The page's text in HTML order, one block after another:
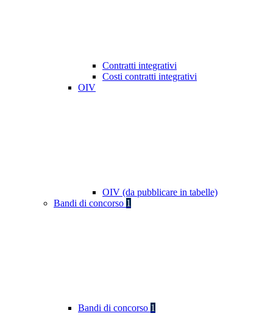
Contratti integrativi
Costi contratti integrativi
OIV
OIV (da pubblicare in tabelle)
Bandi di concorso 1
Bandi di concorso 1